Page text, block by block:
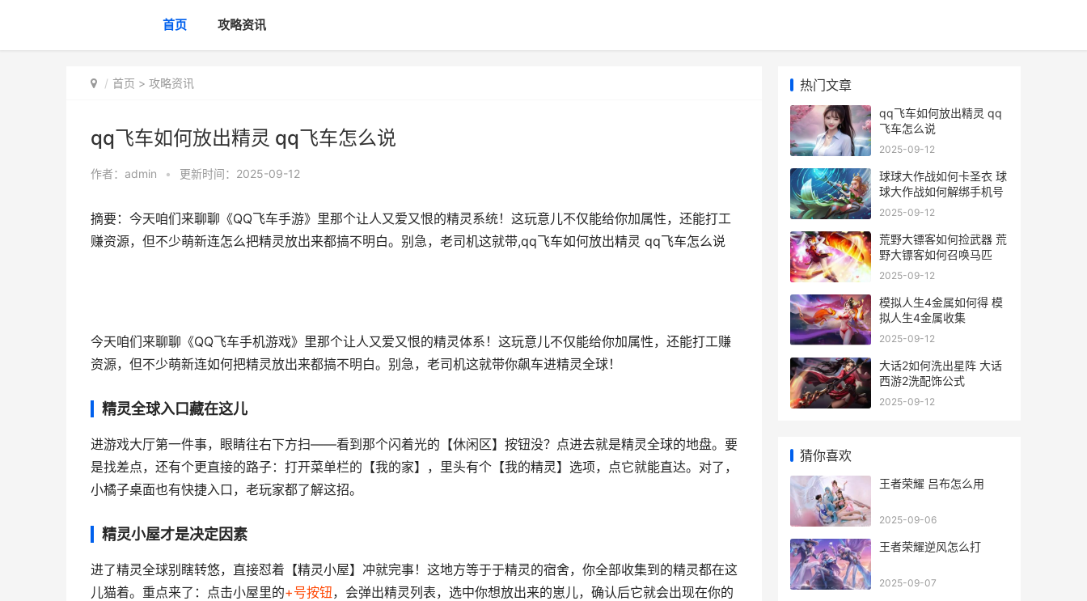
首页 攻略资讯
首页 > 攻略资讯
qq飞车如何放出精灵 qq飞车怎么说
作者： admin • 更新时间：2025-09-12
摘要：今天咱们来聊聊《QQ飞车手游》里那个让人又爱又恨的精灵系统！这玩意儿不仅能给你加属性，还能打工
赚资源，但不少萌新连怎么把精灵放出来都搞不明白。别急，老司机这就带,qq飞车如何放出精灵 qq飞车怎么说
今天咱们来聊聊《QQ飞车手机游戏》里那个让人又爱又恨的精灵体系！这玩意儿不仅能给你加属性，还能打工赚
资源，但不少萌新连如何把精灵放出来都搞不明白。别急，老司机这就带你飙车进精灵全球！
精灵全球入口藏在这儿
进游戏大厅第一件事，眼睛往右下方扫——看到那个闪着光的【休闲区】按钮没？点进去就是精灵全球的地盘。要
是找差点，还有个更直接的路子：打开菜单栏的【我的家】，里头有个【我的精灵】选项，点它就能直达。对了，
小橘子桌面也有快捷入口，老玩家都了解这招。
精灵小屋才是决定因素
进了精灵全球别瞎转悠，直接怼着【精灵小屋】冲就完事！这地方等于于精灵的宿舍，你全部收集到的精灵都在这
儿猫着。重点来了：点击小屋里的+号按钮，会弹出精灵列表，选中你想放出来的崽儿，确认后它就会出现在你的
热门文章
qq飞车如何放出精灵 qq
飞车怎么说
2025-09-12
球球大作战如何卡圣衣 球
球大作战如何解绑手机号
2025-09-12
荒野大镖客如何捡武器 荒
野大镖客如何召唤马匹
2025-09-12
模拟人生4金属如何得 模
拟人生4金属收集
2025-09-12
大话2如何洗出星阵 大话
西游2洗配饰公式
2025-09-12
猜你喜欢
王者荣耀 吕布怎么用
2025-09-06
王者荣耀逆风怎么打
2025-09-07